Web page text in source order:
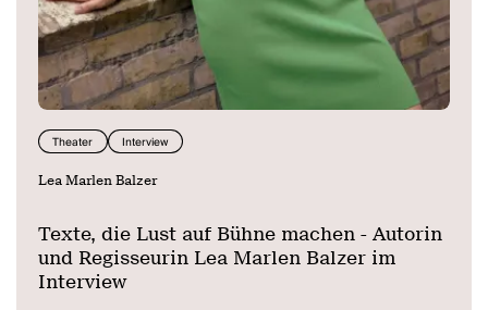
Theater Interview
Lea Marlen Balzer
Texte, die Lust auf Bühne machen - Autorin
und Regisseurin Lea Marlen Balzer im
Interview